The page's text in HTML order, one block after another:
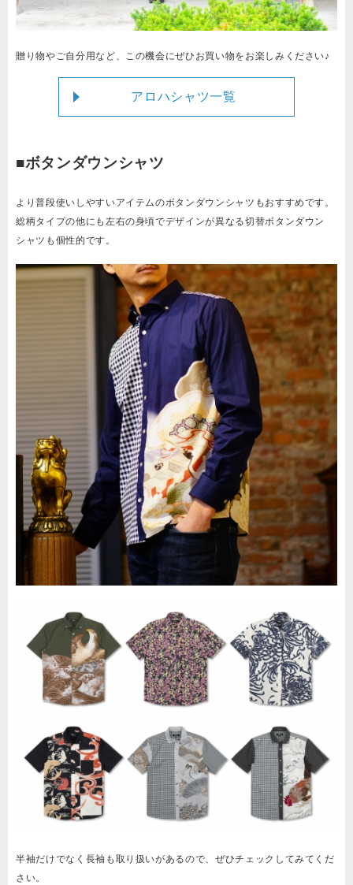
贈り物やご自分用など、この機会にぜひお買い物をお楽しみください♪
アロハシャツ一覧
■ボタンダウンシャツ
より普段使いしやすいアイテムのボタンダウンシャツもおすすめです。
総柄タイプの他にも左右の身頃でデザインが異なる切替ボタンダウン
シャツも個性的です。
半袖だけでなく長袖も取り扱いがあるので、ぜひチェックしてみてくだ
さい。